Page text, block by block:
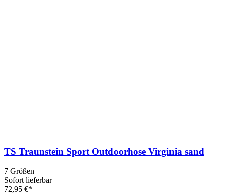
TS Traunstein Sport Outdoorhose Virginia sand
7 Größen
Sofort lieferbar
72,95 €*